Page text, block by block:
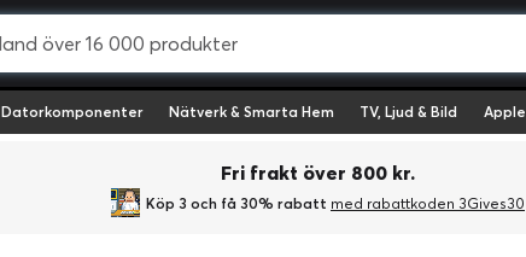
Datorkomponenter Nätverk & Smarta Hem TV, Ljud & Bild Apple
Fri frakt över 800 kr.
Köp 3 och få 30% rabatt med rabattkoden 3Gives30